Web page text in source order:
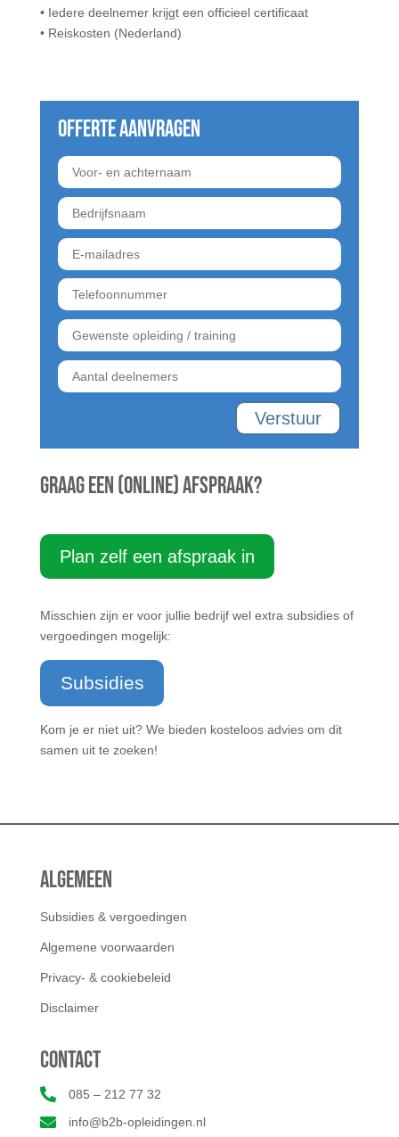
• Iedere deelnemer krijgt een officieel certificaat
• Reiskosten (Nederland)
Offerte aanvragen
Verstuur
Graag een (online) afspraak?
Plan zelf een afspraak in
Misschien zijn er voor jullie bedrijf wel extra subsidies of
vergoedingen mogelijk:
Subsidies
Kom je er niet uit? We bieden kosteloos advies om dit
samen uit te zoeken!
Algemeen
Subsidies & vergoedingen
Algemene voorwaarden
Privacy- & cookiebeleid
Disclaimer
Contact
 085 – 212 77 32
 info@b2b-opleidingen.nl